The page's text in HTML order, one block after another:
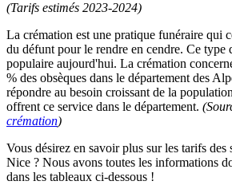
(Tarifs estimés 2023-2024)
La crémation est une pratique funéraire qui
du défunt pour le rendre en cendre. Ce type
populaire aujourd'hui. La crémation
% des obsèques dans le département des
répondre au besoin croissant de la
offrent ce service dans le département.
crémation)
Vous désirez en savoir plus sur les tarifs des
Nice ? Nous avons toutes les informations
dans les tableaux ci-dessous !